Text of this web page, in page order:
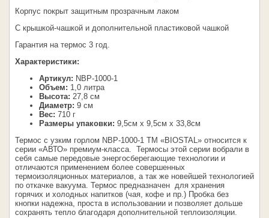
Корпус покрыт защитным прозрачным лаком
С крышкой-чашкой и дополнительной пластиковой чашкой
Гарантия на термос 3 год.
Характеристики:
Артикул: NBP-1000-1
Объем: 1,0 литра
Высота: 27,8 см
Диаметр: 9 см
Вес: 710 г
Размеры упаковки: 9,5см х 9,5см х 33,8см
Термос с узким горлом NВP-1000-1 ТМ «BIOSTAL» относится к
серии «АВТО» премиум-класса. Термосы этой серии вобрали в
себя самые передовые энергосберегающие технологии и
отличаются применением более совершенных
термоизоляционных материалов, а так же новейшей технологией
по откачке вакуума. Термос предназначен для хранения
горячих и холодных напитков (чая, кофе и пр.) Пробка без
кнопки надежна, проста в использовании и позволяет дольше
сохранять тепло благодаря дополнительной теплоизоляции.